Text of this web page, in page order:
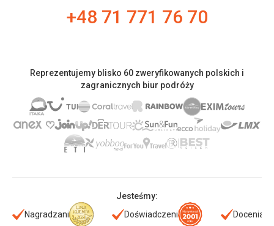
+48 71 771 76 70
Reprezentujemy blisko 60 zweryfikowanych polskich i
zagranicznych biur podróży
Jesteśmy:
Nagradzani
Doświadczeni Doceniani